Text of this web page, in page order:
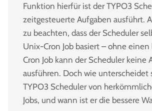
Funktion hierfür ist der TYPO3
zeitgesteuerte Aufgaben ausführt.
zu beachten, dass der Scheduler
Unix-Cron Job basiert – ohne
Cron Job kann der Scheduler keine
ausführen. Doch wie unterscheidet
TYPO3 Scheduler von
Jobs, und wann ist er die bessere